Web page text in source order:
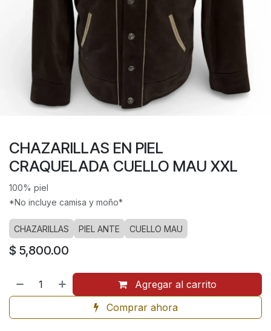
CHAZARILLAS EN PIEL
CRAQUELADA CUELLO MAU XXL
100% piel
*No incluye camisa y moño*
CHAZARILLAS PIEL ANTE CUELLO MAU
$ 5,800.00
Agregar al carrito
Comprar ahora